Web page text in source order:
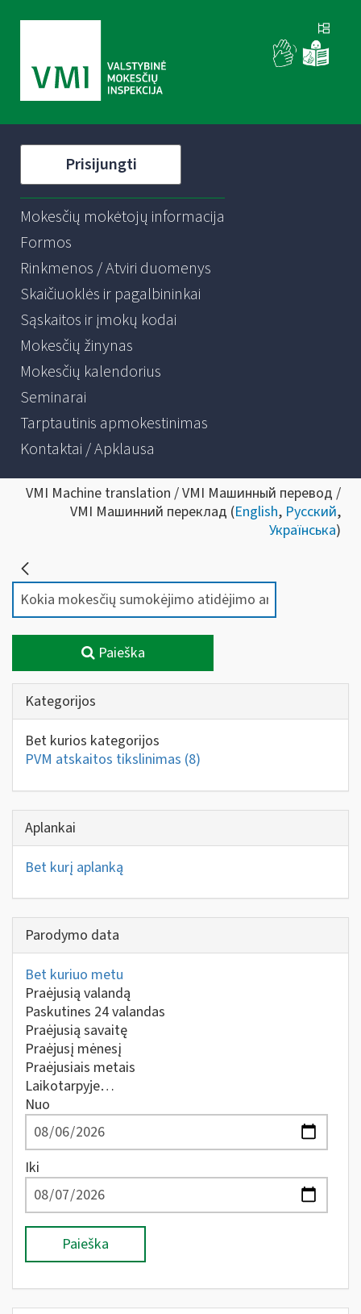
Prisijungti
Mokesčių mokėtojų informacija
Formos
Rinkmenos / Atviri duomenys
Skaičiuoklės ir pagalbininkai
Sąskaitos ir įmokų kodai
Mokesčių žinynas
Mokesčių kalendorius
Seminarai
Tarptautinis apmokestinimas
Kontaktai / Apklausa
VMI Machine translation / VMI Машинный перевод /
VMI Машинний переклад (English, Русский,
Українська)
Paieška
Kategorijos
Bet kurios kategorijos
PVM atskaitos tikslinimas (8)
Aplankai
Bet kurį aplanką
Parodymo data
Bet kuriuo metu
Praėjusią valandą
Paskutines 24 valandas
Praėjusią savaitę
Praėjusį mėnesį
Praėjusiais metais
Laikotarpyje…
Nuo
Iki
Paieška